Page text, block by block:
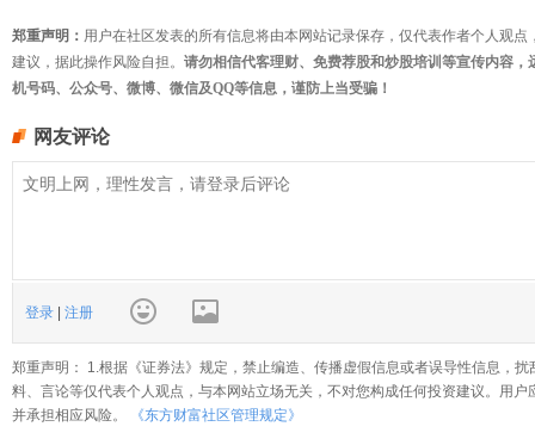
郑重声明： 用户在社区发表的所有信息将由本网站记录保存，仅代表作者个人观
建议，据此操作风险自担。 请勿相信代客理财、免费荐股和炒股培训等宣传内容
机号码、公众号、微博、微信及QQ等信息，谨防上当受骗！
网友评论
登录 注册
郑重声明： 1.根据《证券法》规定，禁止编造、传播虚假信息或者误导性信息，
料、言论等仅代表个人观点，与本网站立场无关，不对您构成任何投资建议。用
并承担相应风险。
《东方财富社区管理规定》